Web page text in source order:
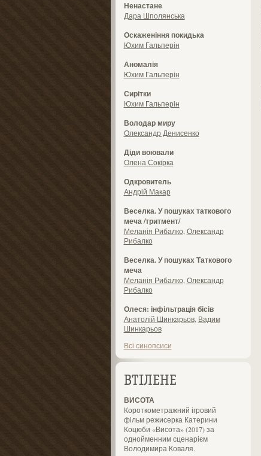
Ненастане
Дара Шполянська
Оскаженіння покидька
Юхим Гальперін
Аномалія
Юхим Гальперін
Сирітки
Юхим Гальперін
Володар миру
Олександр Денисенко
Діди воювали
Олена Сокірка
Одкровитель
Андрій Макар
Веселка. У пошуках таткового
меча /тритмент/
Меланія Рибалко Олександр
Рибалко
Веселка. У пошуках Таткового
меча
Меланія Рибалко Олександр
Рибалко
Олеся: інфільтрація бісів
Анатолій Шинкарьов, Вадим
Шинкарьов
Всі синопсиси
ВТІЛЕНЕ
ВИСОТА
Короткометражний ігровий
фільм режисерка Катерини
Коцюби «Висота» (2017) за
однойменним сценарієм
Володимира Коваля.